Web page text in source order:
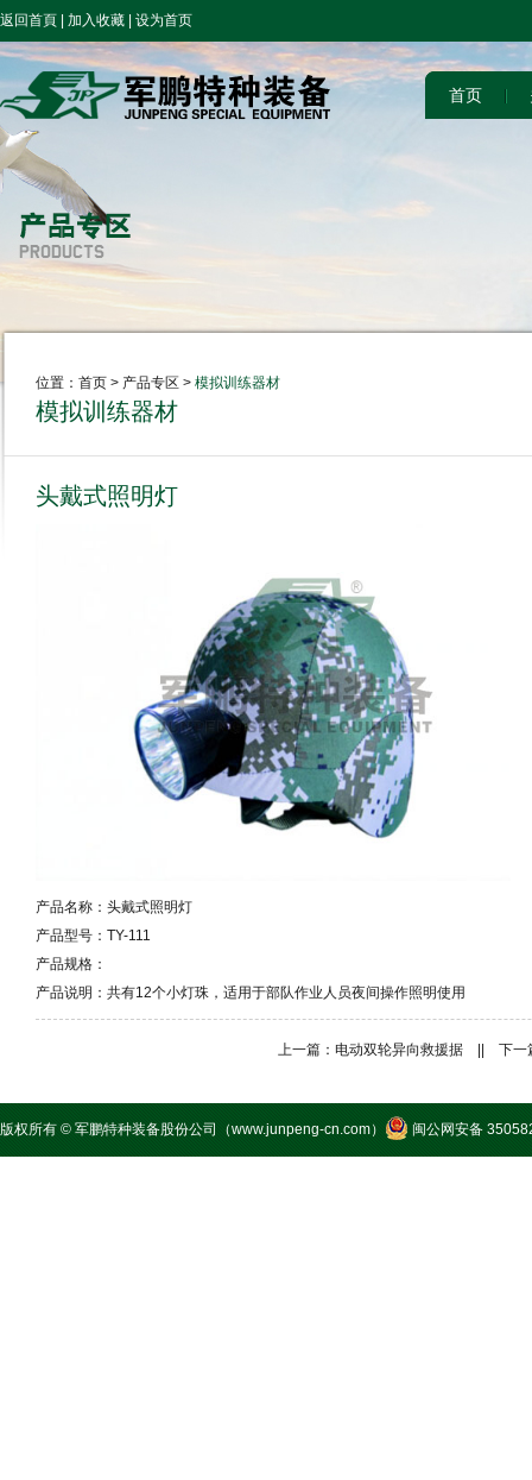
返回首頁 加入收藏 设为首页
首页
位置： 首页 > 产品专区 > 模拟训练器材
模拟训练器材
头戴式照明灯
产品名称：头戴式照明灯
产品型号： TY-111
产品规格：
产品说明： 共有12个小灯珠，适用于部队作业人员夜间操作照明使用
上一篇： 电动双轮异向救援据|| 下一
版权所有 © 军鹏特种装备股份公司（www.junpeng-cn.com） 闽公网安备